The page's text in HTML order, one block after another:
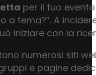
per il tuo
a tema?”. A
iniziare con la
numerosi siti
e pagine